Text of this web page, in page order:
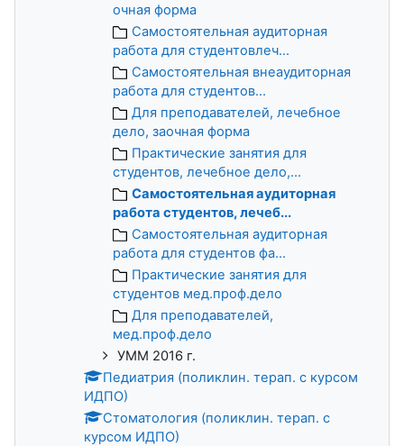
очная форма
Самостоятельная аудиторная
работа для студентовлеч...
Самостоятельная внеаудиторная
работа для студентов...
Для преподавателей, лечебное
дело, заочная форма
Практические занятия для
студентов, лечебное дело,...
Самостоятельная аудиторная
работа студентов, лечеб...
Самостоятельная аудиторная
работа для студентов фа...
Практические занятия для
студентов мед.проф.дело
Для преподавателей,
мед.проф.дело
УММ 2016 г.
Педиатрия (поликлин. терап. с курсом
ИДПО)
Стоматология (поликлин. терап. с
курсом ИДПО)